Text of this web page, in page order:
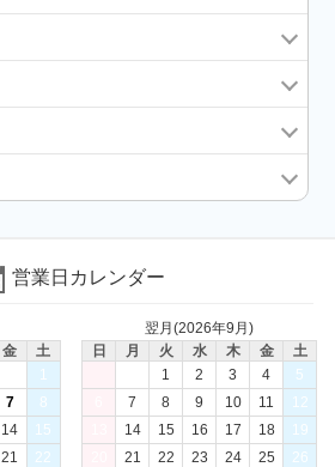
営業日カレンダー
金
土
1
7
8
14
15
21
22
翌月(2026年9月)
日
月 火 水 木 金
土
1
2 3 4
5
7 8 9 10 11
12
14 15 16 17 18
19
21 22 23 24 25
26